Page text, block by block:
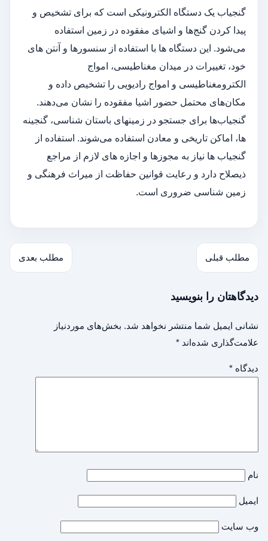
گنجیاب یک دستگاه الکترونیکی است که برای تشخیص و
پیدا کردن گنج‌ها و اشیای مفقوده در زمین استفاده
می‌شود. این دستگاه‌ ها با استفاده از سنسورها و آنتن‌ های
خود، تغییرات در میدان مغناطیسی، امواج
الکترومغناطیسی و امواج رادیویی را تشخیص داده و
مکان‌های محتمل حضور اشیا مفقوده را نشان می‌دهند.
گنجیاب‌ها برای جستجو در زمینهای باستان‌ شناسی، گنجینه‌
ها، اماکن تاریخی و معادن استفاده می‌شوند. استفاده از
گنجیاب‌ ها نیاز به مجوزها و اجازه‌ های لازم از مراجع
ذیصلاح دارد و رعایت قوانین حفاظت از میراث فرهنگی و
زمین‌ شناسی ضروری است.
مطلب قبلی مطلب بعدی
دیدگاهتان را بنویسید
نشانی ایمیل شما منتشر نخواهد شد. بخش‌های موردنیاز
علامت‌گذاری شده‌اند *
دیدگاه *
نام
ایمیل
وب‌ سایت